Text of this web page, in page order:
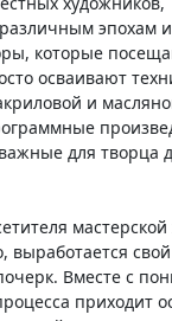
эпохам
которые
осваивают
и
для творца
посетителя
выработается
Вместе с
приходит